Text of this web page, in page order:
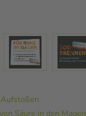
Säure in den Magen